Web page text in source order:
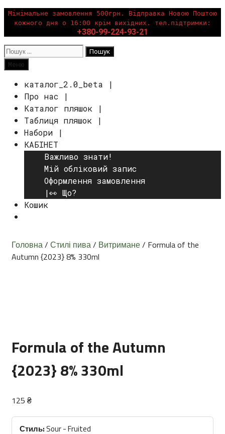
Перейти
вмісту
Мінімальне замовлення 500грн. Відправка Новою Поштою
кожного дня о 16:00 крім вихідних. тел.підтримки:
+380-99-224-93-21
Пошук:
Пошук
Меню
каталог_2.0_beta |
Про нас |
Каталог пляшок |
Таблиця пляшок |
Набори |
КАБІНЕТ
Важливо знати!
Мій обліковий запис
Оформлення замовлення
|👀 Що?
Кошик
Головна/ Стилі пива/ Витримане/ Formula of the
Autumn {2023} 8% 330ml
Formula of the Autumn
{2023} 8% 330ml
125 ₴
Стиль: Sour - Fruited